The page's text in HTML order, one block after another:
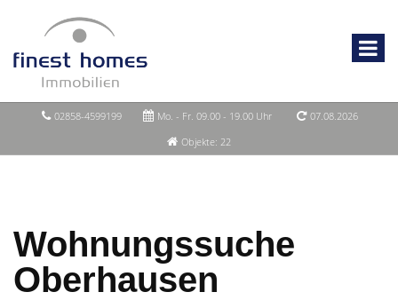
02858-4599199 Mo. - Fr. 09.00 - 19.00 Uhr
07.08.2026
Objekte: 22
Wohnungssuche
Oberhausen